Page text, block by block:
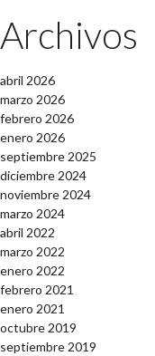
Archivos
abril 2026
marzo 2026
febrero 2026
enero 2026
septiembre 2025
diciembre 2024
noviembre 2024
marzo 2024
abril 2022
marzo 2022
enero 2022
febrero 2021
enero 2021
octubre 2019
septiembre 2019